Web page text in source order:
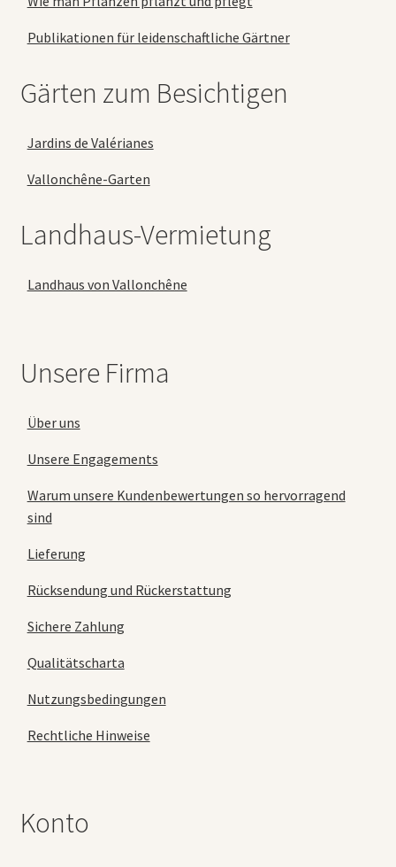
Publikationen für leidenschaftliche Gärtner
Gärten zum Besichtigen
Jardins de Valérianes
Vallonchêne-Garten
Landhaus-Vermietung
Landhaus von Vallonchêne
Unsere Firma
Über uns
Unsere Engagements
Warum unsere Kundenbewertungen so hervorragend
sind
Lieferung
Rücksendung und Rückerstattung
Sichere Zahlung
Qualitätscharta
Nutzungsbedingungen
Rechtliche Hinweise
Konto